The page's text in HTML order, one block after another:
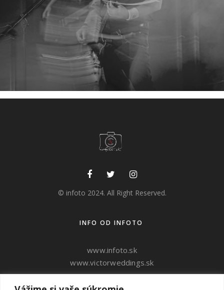
© infoto 2024. All Right Reserved.
INFO OD INFOTO
www.infoto.sk
www.victorweddings.sk